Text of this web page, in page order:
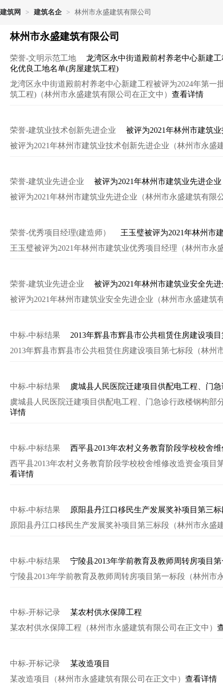
建筑网 > 建筑名企 > 林州市永盛建筑有限公司
林州市永盛建筑有限公司
荣誉-文明示范工地
龙湾区永中街道殿前村养老中心新建
化优良工地名单(房屋建筑工程)
龙湾区永中街道殿前村养老中心新建工程被评为2024年第
筑工程)（林州市永盛建筑有限公司在正文中） 查看详情
荣誉-建筑业技术创新先进企业
被评为2021年林州市建筑
被评为2021年林州市建筑业技术创新先进企业（林州市永盛
荣誉-建筑业先进企业
被评为2021年林州市建筑业先进企业
被评为2021年林州市建筑业先进企业（林州市永盛建筑有限
荣誉-优秀项目经理(建造师）
王玉璧被评为2021年林州市
王玉璧被评为2021年林州市建筑业优秀项目经理（林州市永
荣誉-建筑业先进企业
被评为2021年林州市建筑业安全先
被评为2021年林州市建筑业安全先进企业（林州市永盛建筑
中标-中标结果
2013年辉县市辉县市公共租赁住房建设项
2013年辉县市辉县市公共租赁住房建设项目第七标段（林州
中标-中标结果
虞城县人民医院迁建项目供配电工程、门
虞城县人民医院迁建项目供配电工程、门急诊行政楼钢构部
详情
中标-中标结果
西平县2013年农村义务教育阶段学校校舍
西平县2013年农村义务教育阶段学校校舍维修改造资金项
看详情
中标-中标结果
原阳县丹江口移民生产发展奖补项目第三标
原阳县丹江口移民生产发展奖补项目第三标段（林州市永盛
中标-中标结果
宁陵县2013年学前教育及教师周转房项目
宁陵县2013年学前教育及教师周转房项目第一标段（林州市
中标-开标记录
某农村供水保障工程
某农村供水保障工程（林州市永盛建筑有限公司在正文中）
中标-开标记录
某改造项目
某改造项目（林州市永盛建筑有限公司在正文中） 查看详情